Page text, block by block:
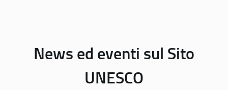
News ed eventi sul Sito
UNESCO